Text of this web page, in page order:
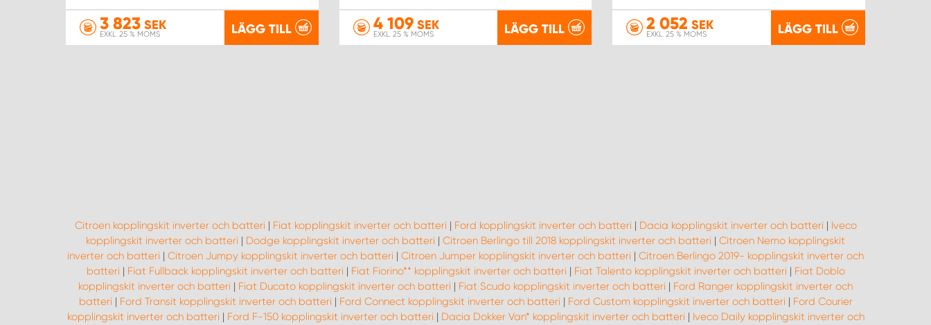
3 823 SEK
EXKL. 25 % MOMS LÄGG TILL 4 109SEK
EXKL. 25 % MOMS LÄGG TILL 2 052 SEK
EXKL. 25 % MOMS LÄGG TILL
Citroen kopplingskit inverter och batteri | Fiat kopplingskit inverter och batteri | Ford kopplingskit inverter och batteri | Dacia kopplingskit inverter och batteri | Iveco
kopplingskit inverter och batteri | Dodge kopplingskit inverter och batteri | Citroen Berlingo till 2018 kopplingskit inverter och batteri | Citroen Nemo kopplingskit
inverter och batteri | Citroen Jumpy kopplingskit inverter och batteri | Citroen Jumper kopplingskit inverter och batteri | Citroen Berlingo 2019- kopplingskit inverter och
batteri | Fiat Fullback kopplingskit inverter och batteri | Fiat Fiorino** kopplingskit inverter och batteri | Fiat Talento kopplingskit inverter och batteri | Fiat Doblo
kopplingskit inverter och batteri | Fiat Ducato kopplingskit inverter och batteri | Fiat Scudo kopplingskit inverter och batteri | Ford Ranger kopplingskit inverter och
batteri | Ford Transit kopplingskit inverter och batteri | Ford Connect kopplingskit inverter och batteri | Ford Custom kopplingskit inverter och batteri | Ford Courier
kopplingskit inverter och batteri | Ford F-150 kopplingskit inverter och batteri | Dacia Dokker Van* kopplingskit inverter och batteri | Iveco Daily kopplingskit inverter och